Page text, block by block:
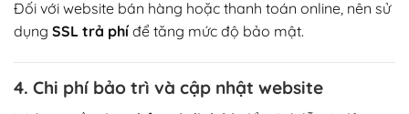
Đối với website bán hàng hoặc thanh toán online, nên sử
dụng SSL trả phí để tăng mức độ bảo mật.
4. Chi phí bảo trì và cập nhật website